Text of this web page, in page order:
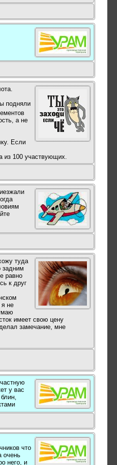
подняли
а не
Если
из 100 участвующих.
туда
задним
равно
к друг
не
имеет свою цену
замечание, мне
у вас
что
очень
него, и